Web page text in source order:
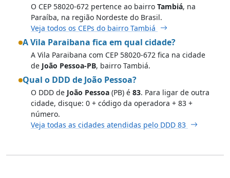
O CEP 58020-672 pertence ao bairro Tambiá, na
Paraíba, na região Nordeste do Brasil.
Veja todos os CEPs do bairro Tambiá
A Vila Paraibana fica em qual cidade?
A Vila Paraibana com CEP 58020-672 fica na cidade
de João Pessoa-PB, bairro Tambiá.
Qual o DDD de João Pessoa?
O DDD de João Pessoa (PB) é 83. Para ligar de outra
cidade, disque: 0 + código da operadora + 83 +
número.
Veja todas as cidades atendidas pelo DDD 83